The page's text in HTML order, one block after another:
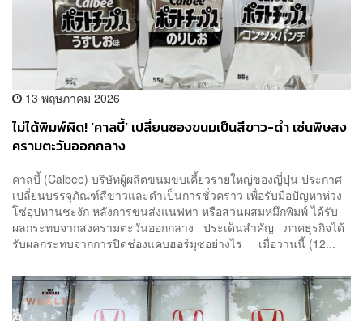
13 พฤษภาคม 2026
ไม่ได้พิมพ์ผิด! ‘คาลบี้’ เปลี่ยนซองขนมเป็นสีขาว-ดำ เซ่นพิษสง
ครามตะวันออกกลาง
คาลบี้ (Calbee) บริษัทผู้ผลิตขนมขบเคี้ยวรายใหญ่ของญี่ปุ่น ประกาศ
เปลี่ยนบรรจุภัณฑ์สีขาวและดำเป็นการชั่วคราว เพื่อรับมือปัญหาห่วง
โซ่อุปทานชะงัก หลังการขนส่งแนฟทา หรือส่วนผสมหมึกพิมพ์ ได้รับ
ผลกระทบจากสงครามตะวันออกกลาง ประเด็นสำคัญ ภาคธุรกิจได้
รับผลกระทบจากการปิดช่องแคบฮอร์มุซอย่างไร เมื่อวานนี้ (12...